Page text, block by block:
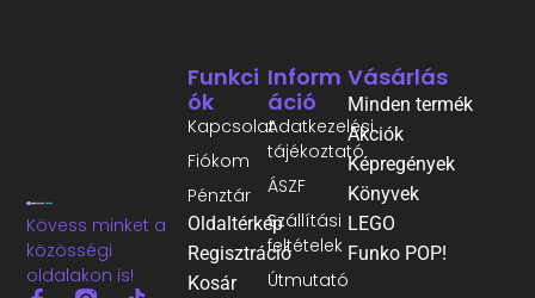
Kövess minket a
közösségi
oldalakon is!
Inform
Áció
Adatkezelési
tájékoztató
ÁSZF
Szállítási
feltételek
Útmutató
Funkci
Ók
Kapcsolat
Fiókom
Pénztár
Oldaltérkép
Regisztráció
Kosár
Vásárlás
Minden termék
Akciók
Képregények
Könyvek
LEGO
Funko POP!